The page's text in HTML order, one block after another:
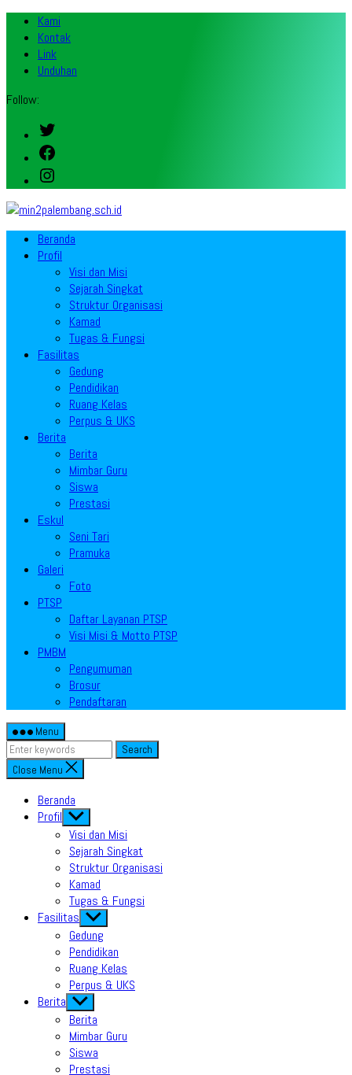
Kami
Kontak
Link
Unduhan
Follow:
Twitter
Facebook
Instagram
Beranda
Profil
Visi dan Misi
Sejarah Singkat
Struktur Organisasi
Kamad
Tugas & Fungsi
Fasilitas
Gedung
Pendidikan
Ruang Kelas
Perpus & UKS
Berita
Berita
Mimbar Guru
Siswa
Prestasi
Eskul
Seni Tari
Pramuka
Galeri
Foto
PTSP
Daftar Layanan PTSP
Visi Misi & Motto PTSP
PMBM
Pengumuman
Brosur
Pendaftaran
Menu
Search
Close Menu
Beranda
Profil Show
sub
menu
Visi dan Misi
Sejarah Singkat
Struktur Organisasi
Kamad
Tugas & Fungsi
Fasilitas Show
sub
menu
Gedung
Pendidikan
Ruang Kelas
Perpus & UKS
Berita Show
sub
menu
Berita
Mimbar Guru
Siswa
Prestasi